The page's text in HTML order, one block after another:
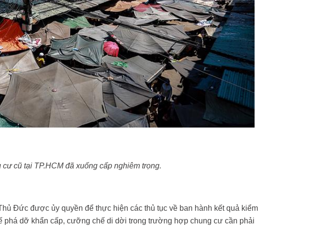
cũ tại TP.HCM đã xuống cấp nghiêm trọng.
Đức được ủy quyền để thực hiện các thủ tục về ban hành kết quả kiểm
phá dỡ khẩn cấp, cưỡng chế di dời trong trường hợp chung cư cần phải